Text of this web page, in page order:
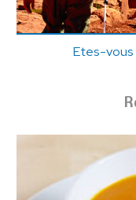
Etes-vous